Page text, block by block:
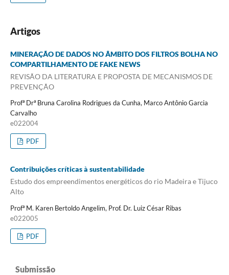
Artigos
MINERAÇÃO DE DADOS NO ÂMBITO DOS FILTROS BOLHA NO
COMPARTILHAMENTO DE FAKE NEWS
REVISÃO DA LITERATURA E PROPOSTA DE MECANISMOS DE
PREVENÇÃO
Profª Drª Bruna Carolina Rodrigues da Cunha, Marco Antônio Garcia
Carvalho
e022004
PDF
Contribuições críticas à sustentabilidade
Estudo dos empreendimentos energéticos do rio Madeira e Tijuco
Alto
Profª M. Karen Bertoldo Angelim, Prof. Dr. Luiz César Ribas
e022005
PDF
Submissão